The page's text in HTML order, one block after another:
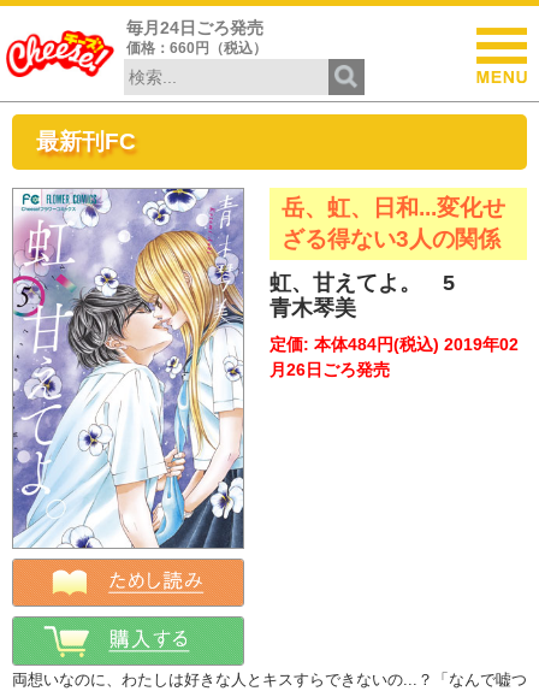
毎月24日ごろ発売
価格：660円（税込）
最新刊FC
岳、虹、日和...変化せ
ざる得ない3人の関係
虹、甘えてよ。 5
青木琴美
定価: 本体484円(税込) 2019年02
月26日ごろ発売
両想いなのに、わたしは好きな人とキスすらできないの...？「なんで嘘つ